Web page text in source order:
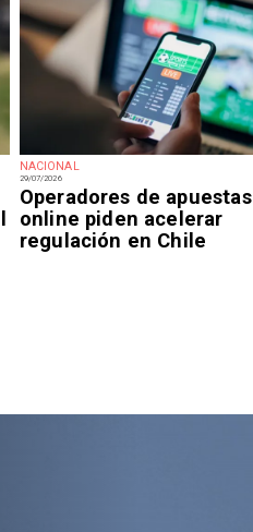
NACIONAL
29/07/2026
Operadores de apuestas
online piden acelerar
regulación en Chile